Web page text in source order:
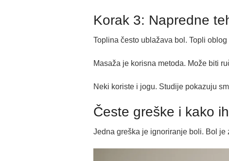
Korak 3: Napredne
Toplina često ublažava bol. Topli
Masaža je korisna metoda. Može biti
Neki koriste i jogu. Studije pokazuju
Česte greške i kako
Jedna greška je ignoriranje boli. Bol